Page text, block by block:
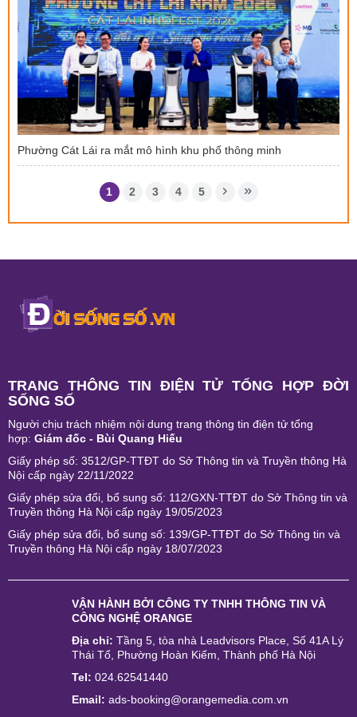
Phường Cát Lái ra mắt mô hình khu phố thông minh
1 2 3 4 5
TRANG THÔNG TIN ĐIỆN TỬ TỔNG HỢP ĐỜI
SỐNG SỐ
Người chịu trách nhiệm nội dung trang thông tin điện tử tổng
hợp: Giám đốc - Bùi Quang Hiếu
Giấy phép số: 3512/GP-TTĐT do Sở Thông tin và Truyền thông Hà
Nội cấp ngày 22/11/2022
Giấy phép sửa đổi, bổ sung số: 112/GXN-TTĐT do Sở Thông tin và
Truyền thông Hà Nội cấp ngày 19/05/2023
Giấy phép sửa đổi, bổ sung số: 139/GP-TTĐT do Sở Thông tin và
Truyền thông Hà Nội cấp ngày 18/07/2023
VẬN HÀNH BỞI CÔNG TY TNHH THÔNG TIN VÀ
CÔNG NGHỆ ORANGE
Địa chỉ: Tầng 5, tòa nhà Leadvisors Place, Số 41A Lý
Thái Tổ, Phường Hoàn Kiếm, Thành phố Hà Nội
Tel: 024.62541440
Email: ads-booking@orangemedia.com.vn